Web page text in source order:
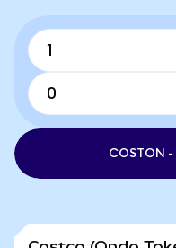
COSTON -